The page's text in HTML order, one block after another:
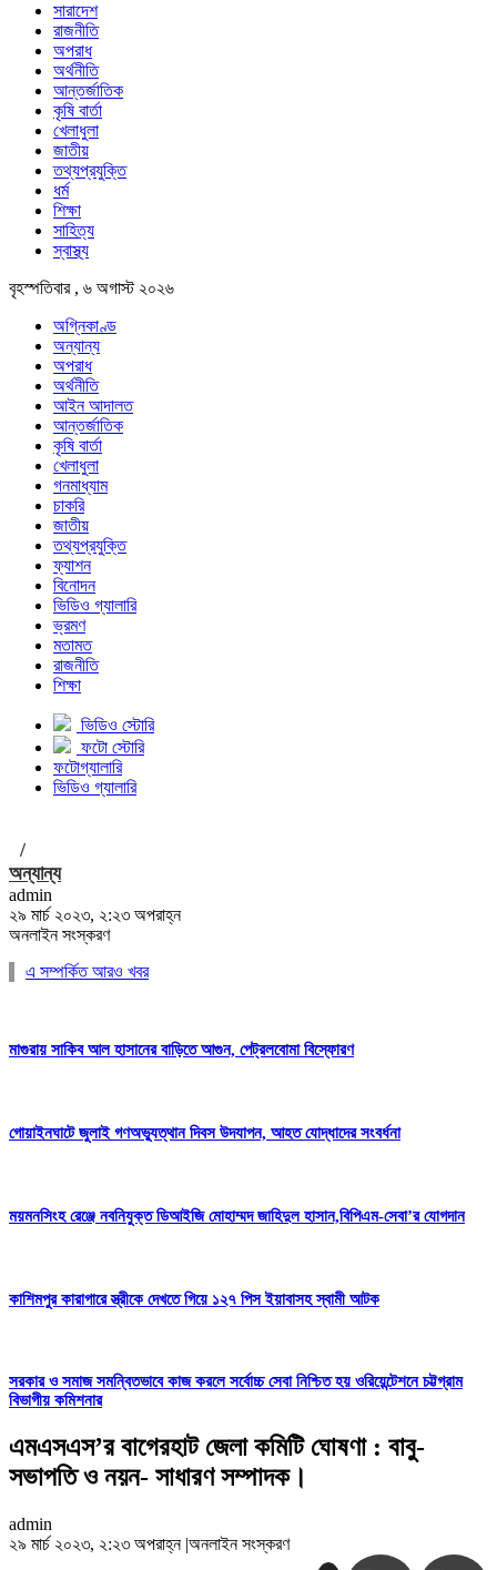
সারাদেশ
রাজনীতি
অপরাধ
অর্থনীতি
আন্তর্জাতিক
কৃষি বার্তা
খেলাধুলা
জাতীয়
তথ্যপ্রযুক্তি
ধর্ম
শিক্ষা
সাহিত্য
স্বাস্থ্য
বৃহস্পতিবার , ৬ অগাস্ট ২০২৬
অগ্নিকাণ্ড
অন্যান্য
অপরাধ
অর্থনীতি
আইন আদালত
আন্তর্জাতিক
কৃষি বার্তা
খেলাধুলা
গনমাধ্যাম
চাকরি
জাতীয়
তথ্যপ্রযুক্তি
ফ্যাশন
বিনোদন
ভিডিও গ্যালারি
ভ্রমণ
মতামত
রাজনীতি
শিক্ষা
ভিডিও স্টোরি
ফটো স্টোরি
ফটোগ্যালারি
ভিডিও গ্যালারি
/
অন্যান্য
admin
২৯ মার্চ ২০২৩, ২:২৩ অপরাহ্ন
অনলাইন সংস্করণ
এ সম্পর্কিত আরও খবর
মাগুরায় সাকিব আল হাসানের বাড়িতে আগুন, পেট্রলবোমা বিস্ফোরণ
গোয়াইনঘাটে জুলাই গণঅভ্যুত্থান দিবস উদযাপন, আহত যোদ্ধাদের সংবর্ধনা
ময়মনসিংহ রেঞ্জে নবনিযুক্ত ডিআইজি মোহাম্মদ জাহিদুল হাসান,বিপিএম-সেবা’র যোগদান
কাশিমপুর কারাগারে স্ত্রীকে দেখতে গিয়ে ১২৭ পিস ইয়াবাসহ স্বামী আটক
সরকার ও সমাজ সমন্বিতভাবে কাজ করলে সর্বোচ্চ সেবা নিশ্চিত হয় ওরিয়েন্টেশনে চট্টগ্রাম
বিভাগীয় কমিশনার
এমএসএস’র বাগেরহাট জেলা কমিটি ঘোষণা : বাবু-
সভাপতি ও নয়ন- সাধারণ সম্পাদক।
admin
২৯ মার্চ ২০২৩, ২:২৩ অপরাহ্ন |অনলাইন সংস্করণ